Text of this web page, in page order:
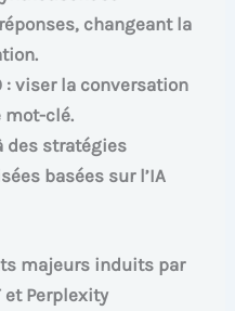
changeant la
: viser la conversation
mot-clé.
des stratégies
basées sur l’IA
majeurs induits par
et Perplexity